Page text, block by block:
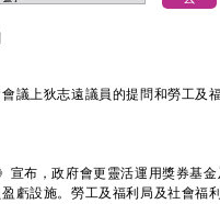
上狄志遠議員的提問和勞工及福
布，政府會更靈活運用獎券基金
虧設施。勞工及福利局及社會福